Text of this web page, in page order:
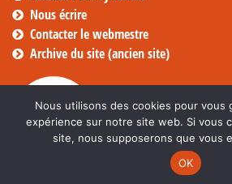
Nous écrire
Contacter le webmestre
Archive du site (ancien site)
Nous utilisons des cookies pour vous
expérience sur notre site web. Si vous
site, nous supposerons que vous
OK